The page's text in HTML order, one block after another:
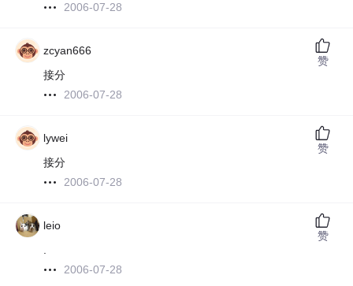
2006-07-28
zcyan666
接分
2006-07-28
赞
lywei
接分
2006-07-28
赞
leio
.
2006-07-28
赞